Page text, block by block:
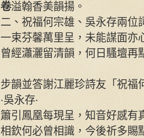
卷溢翰香美韻揚。
二、祝福何宗雄、吳永存兩位
一束芬馨萬里呈，未能謀面亦
曾經瀟灑留清韻，何日騷壇再
步韻並答謝江麗珍詩友「祝福
‧吳永存‧
簫引鳳凰每現呈，知音好感有
相欽何必曾相識，今後祈多賜